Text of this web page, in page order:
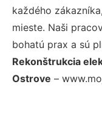
každého
mieste. Naši
bohatú prax a sú
Rekonštrukcia
Ostrove –